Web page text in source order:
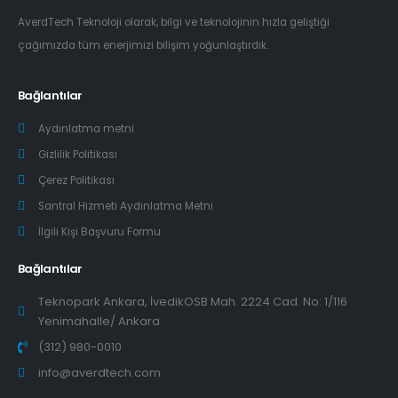
AverdTech Teknoloji olarak, bilgi ve teknolojinin hızla geliştiği
çağımızda tüm enerjimizi bilişim yoğunlaştırdık.
Bağlantılar
Aydınlatma metni
Gizlilik Politikası
Çerez Politikası
Santral Hizmeti Aydınlatma Metni
İlgili Kişi Başvuru Formu
Bağlantılar
Teknopark Ankara, İvedikOSB Mah. 2224 Cad. No: 1/116
Yenimahalle/ Ankara
(312) 980-0010
info@averdtech.com